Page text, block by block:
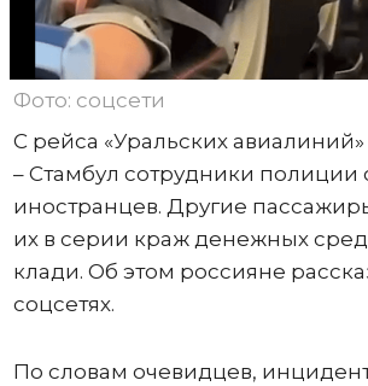
Фото: соцсети
С рейса «Уральских
– Стамбул сотрудники полиции
иностранцев. Другие
их в серии краж денежных
клади. Об этом россияне
соцсетях.
По словам очевидцев,